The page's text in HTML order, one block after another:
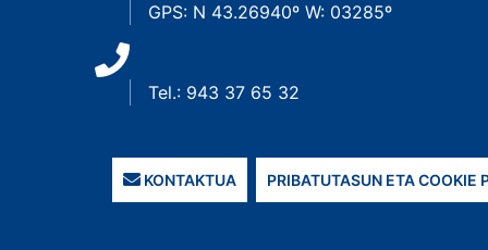
GPS: N 43.26940º W: 03285º
Tel.: 943 37 65 32
KONTAKTUA PRIBATUTASUN ETA COOKIE